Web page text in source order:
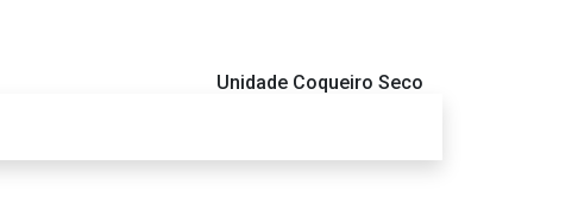
Unidade Coqueiro Seco